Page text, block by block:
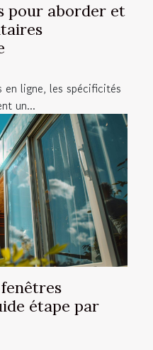
pour aborder et
en ligne, les spécificités
un...
étape par